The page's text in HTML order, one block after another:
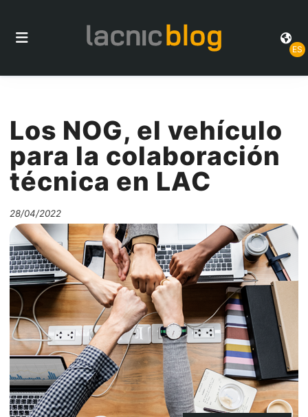
ES
Los NOG, el vehículo
para la colaboración
técnica en LAC
28/04/2022